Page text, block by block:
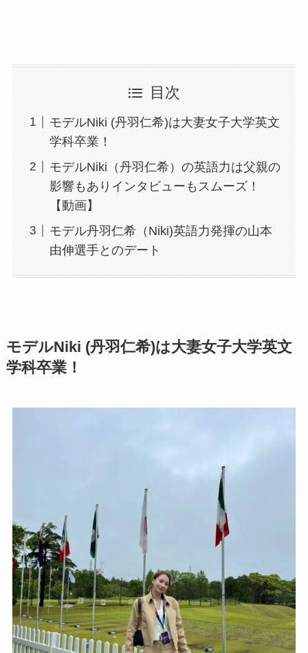
目次
モデルNiki (丹羽仁希)は大妻女子大学英文
学科卒業！
モデルNiki（丹羽仁希）の英語力は父親の
影響もありインタビューもスムーズ！
【動画】
モデル丹羽仁希（Niki)英語力発揮の山本
由伸選手とのデート
モデルNiki (丹羽仁希)は大妻女子大学英文
学科卒業！